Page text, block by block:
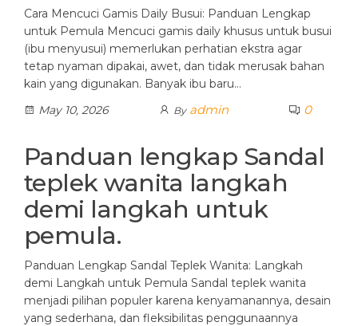
Cara Mencuci Gamis Daily Busui: Panduan Lengkap
untuk Pemula Mencuci gamis daily khusus untuk busui
(ibu menyusui) memerlukan perhatian ekstra agar
tetap nyaman dipakai, awet, dan tidak merusak bahan
kain yang digunakan. Banyak ibu baru…
May 10, 2026
By admin 0
Panduan lengkap Sandal
teplek wanita langkah
demi langkah untuk
pemula.
Panduan Lengkap Sandal Teplek Wanita: Langkah
demi Langkah untuk Pemula Sandal teplek wanita
menjadi pilihan populer karena kenyamanannya, desain
yang sederhana, dan fleksibilitas penggunaannya